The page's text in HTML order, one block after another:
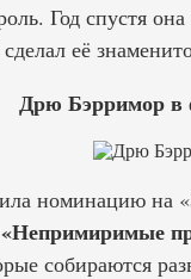
Год спустя
её
Дрю Бэрримор в
номинацию на
«Непримиримые
собираются